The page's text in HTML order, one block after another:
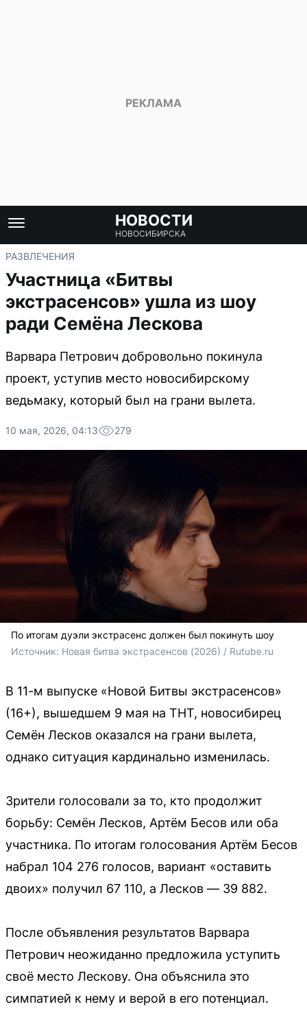
НОВОСТИ
НОВОСИБИРСКА
РАЗВЛЕЧЕНИЯ
Участница «Битвы
экстрасенсов» ушла из шоу
ради Семёна Лескова
Варвара Петрович добровольно покинула
проект, уступив место новосибирскому
ведьмаку, который был на грани вылета.
10 мая, 2026, 04:13 279
По итогам дуэли экстрасенс должен был покинуть шоу
Источник: Новая битва экстрасенсов (2026) / Rutube.ru
В 11-м выпуске «Новой Битвы экстрасенсов»
(16+), вышедшем 9 мая на ТНТ, новосибирец
Семён Лесков оказался на грани вылета,
однако ситуация кардинально изменилась.
Зрители голосовали за то, кто продолжит
борьбу: Семён Лесков, Артём Бесов или оба
участника. По итогам голосования Артём Бесов
набрал 104 276 голосов, вариант «оставить
двоих» получил 67 110, а Лесков — 39 882.
После объявления результатов Варвара
Петрович неожиданно предложила уступить
своё место Лескову. Она объяснила это
симпатией к нему и верой в его потенциал.